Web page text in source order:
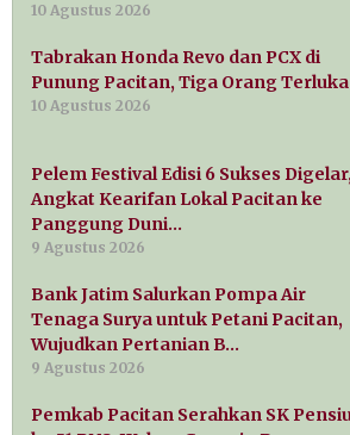
10 Agustus 2026
Tabrakan Honda Revo dan PCX di
Punung Pacitan, Tiga Orang Terluka
10 Agustus 2026
Pelem Festival Edisi 6 Sukses
Angkat Kearifan Lokal Pacitan ke
Panggung Duni…
9 Agustus 2026
Bank Jatim Salurkan Pompa Air
Tenaga Surya untuk Petani Pacitan,
Wujudkan Pertanian B…
9 Agustus 2026
Pemkab Pacitan Serahkan SK